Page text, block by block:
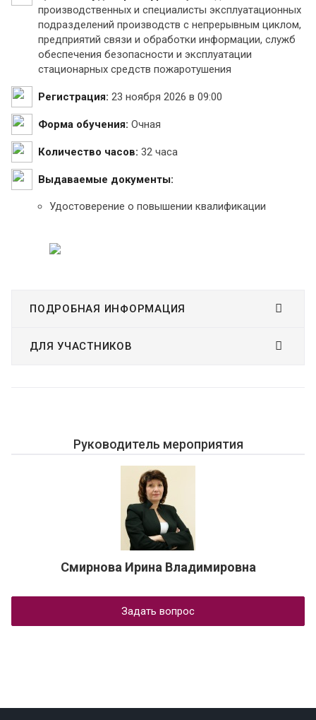
производственных и специалисты эксплуатационных
подразделений производств с непрерывным циклом,
предприятий связи и обработки информации, служб
обеспечения безопасности и эксплуатации
стационарных средств пожаротушения
Регистрация: 23 ноября 2026 в 09:00
Форма обучения: Очная
Количество часов: 32 часа
Выдаваемые документы:
Удостоверение о повышении квалификации
ПОДРОБНАЯ ИНФОРМАЦИЯ
ДЛЯ УЧАСТНИКОВ
Руководитель мероприятия
Смирнова Ирина Владимировна
Задать вопрос